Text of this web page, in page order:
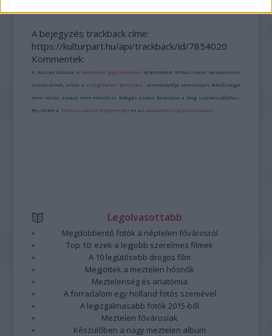
A bejegyzés trackback címe:
https://kulturpart.hu/api/trackback/id/7854020
Kommentek:
A hozzászólások avonatkozó jogszabályok értelmében felhasználói tartalomnak
minősülnek, értük a szolgáltatás technikai üzemeltetője semmilyen felelősséget
nem vállal, azokat nem ellenőrzi. Kifogás esetén forduljon a blog szerkesztőjéhez.
Részletek a Felhasználási feltételekben és azadatvédelmi tájékoztatóban
Legolvasottabb
Megdöbbentő fotók a néptelen fővárosról
Top 10: ezek a legjobb szerelmes filmek
A 10 legütősebb drogos film
Megjöttek a meztelen hősnők
Meztelenség és anatómia
A forradalom egy holland fotós szemével
A legizgalmasabb fotók 2015-ből
Meztelen fővárosiak
Készülőben a nagy meztelen album